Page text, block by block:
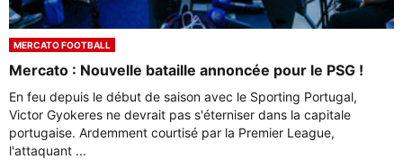
MERCATO FOOTBALL
Mercato : Nouvelle bataille annoncée pour le PSG !
En feu depuis le début de saison avec le Sporting Portugal,
Victor Gyokeres ne devrait pas s'éterniser dans la capitale
portugaise. Ardemment courtisé par la Premier League,
l'attaquant ...